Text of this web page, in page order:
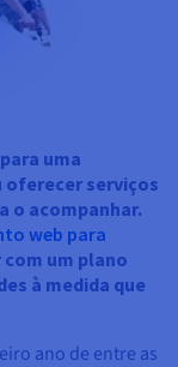
uma
oferecer serviços
o acompanhar.
web para
um plano
à medida que
ano de entre as